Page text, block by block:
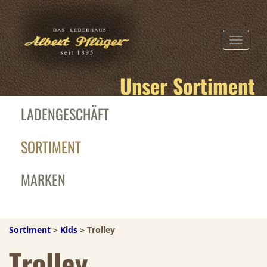
TOGGLE
Unser Sortiment
LADENGESCHÄFT
SORTIMENT
MARKEN
Sortiment > Kids > Trolley